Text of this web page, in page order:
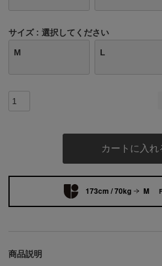
サイズ 選択してください
M L
カートに入れ
173cm / 70kg M
商品説明